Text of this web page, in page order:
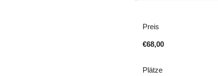
Preis
€68,00
Plätze